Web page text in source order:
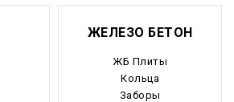
ЖЕЛЕЗО БЕТОН
ЖБ Плиты
Кольца
Заборы